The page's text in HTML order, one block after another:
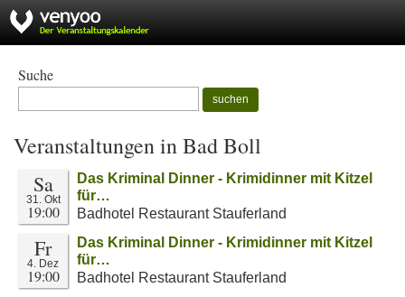
Suche
suchen
Veranstaltungen in Bad Boll
Sa
31. Okt
19:00
Das Kriminal Dinner - Krimidinner mit Kitzel
für…
Badhotel Restaurant Stauferland
Fr
4. Dez
19:00
Das Kriminal Dinner - Krimidinner mit Kitzel
für…
Badhotel Restaurant Stauferland